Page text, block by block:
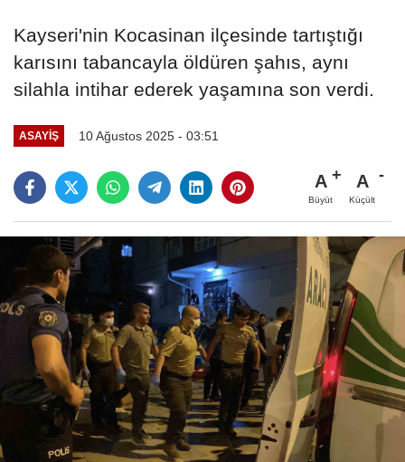
Kayseri'nin Kocasinan ilçesinde tartıştığı
karısını tabancayla öldüren şahıs, aynı
silahla intihar ederek yaşamına son verdi.
ASAYIŞ 10 Ağustos 2025 - 03:51
A
Büyüt
A
Küçült